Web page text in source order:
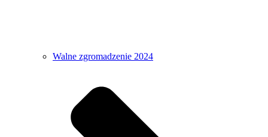
Walne zgromadzenie 2024